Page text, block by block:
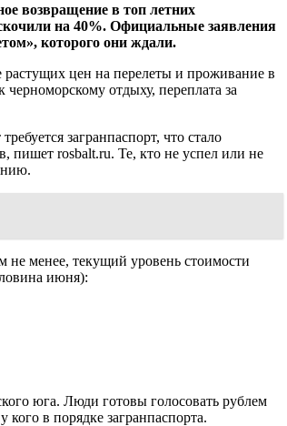
возвращение в топ летних
на 40%. Официальные заявления
которого они ждали.
цен на перелеты и проживание в
отдыху, переплата за
загранпаспорт, что стало
пишет rosbalt.ru. Те, кто не успел или не
менее, текущий уровень стоимости
июня):
юга. Люди готовы голосовать рублем
в порядке загранпаспорта.